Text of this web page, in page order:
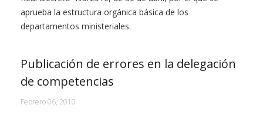
aprueba la estructura orgánica básica de los
departamentos ministeriales.
Publicación de errores en la delegación
de competencias
Febrero 06, 2010